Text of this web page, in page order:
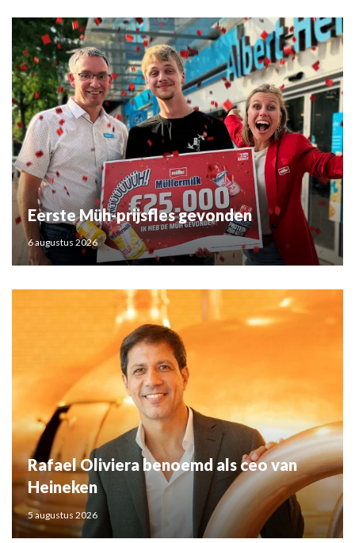
Eerste Müh-prijsfles gevonden
6 augustus 2026
Rafael Oliviera benoemd als ceo van
Heineken
5 augustus 2026